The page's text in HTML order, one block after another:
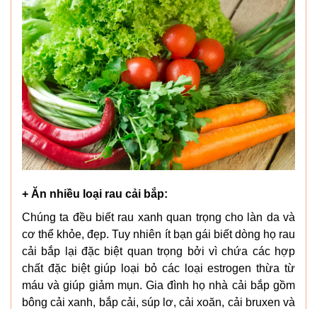
+ Ăn nhiều loại rau cải bắp:
Chúng ta đều biết rau xanh quan trọng cho làn da và
cơ thể khỏe, đẹp. Tuy nhiên ít bạn gái biết dòng họ rau
cải bắp lại đặc biệt quan trọng bởi vì chứa các hợp
chất đặc biệt giúp loại bỏ các loại estrogen thừa từ
máu và giúp giảm mụn. Gia đình họ nhà cải bắp gồm
bông cải xanh, bắp cải, súp lơ, cải xoăn, cải bruxen và